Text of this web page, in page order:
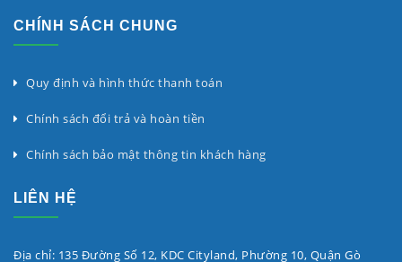
CHÍNH SÁCH CHUNG
Quy định và hình thức thanh toán
Chính sách đổi trả và hoàn tiền
Chính sách bảo mật thông tin khách hàng
LIÊN HỆ
Địa chỉ: 135 Đường Số 12, KDC Cityland, Phường 10, Quận Gò